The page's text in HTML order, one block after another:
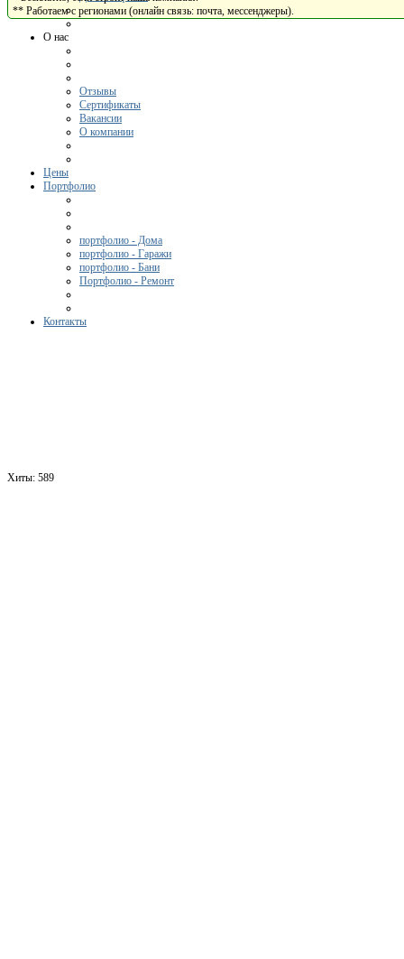
О нас
Отзывы
Сертификаты
Вакансии
О компании
Цены
Портфолио
портфолио - Дома
портфолио - Гаражи
портфолио - Бани
Портфолио - Ремонт
Контакты
** Работаем с регионами (онлайн связь: почта, мессенджеры).
Хиты: 589